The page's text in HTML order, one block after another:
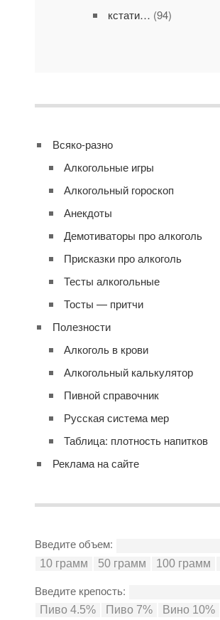
кстати… (94)
Всяко-разно
Алкогольные игры
Алкогольный гороскоп
Анекдоты
Демотиваторы про алкоголь
Присказки про алкоголь
Тесты алкогольные
Тосты — притчи
Полезности
Алкоголь в крови
Алкогольный калькулятор
Пивной справочник
Русская система мер
Таблица: плотность напитков
Реклама на сайте
Введите объем:
Введите крепость: